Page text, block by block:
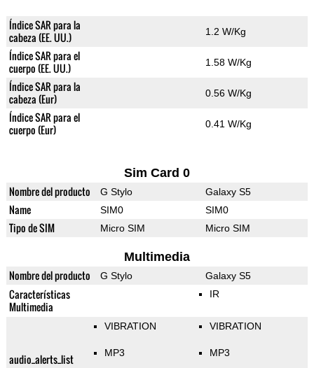
Índice SAR para la
cabeza (EE. UU.)
1.2 W/Kg
Índice SAR para el
cuerpo (EE. UU.)
1.58 W/Kg
Índice SAR para la
cabeza (Eur)
0.56 W/Kg
Índice SAR para el
cuerpo (Eur)
0.41 W/Kg
Sim Card 0
Nombre del producto G Stylo Galaxy S5
Name SIM0 SIM0
Tipo de SIM Micro SIM Micro SIM
Multimedia
Nombre del producto G Stylo Galaxy S5
Características
Multimedia
IR
audio_alerts_list
VIBRATION
MP3
VIBRATION
MP3